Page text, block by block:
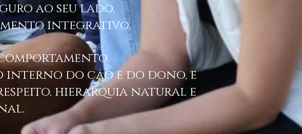
ao seu lado.
integrativo.
interno do cão e do dono, e
hierarquia natural e